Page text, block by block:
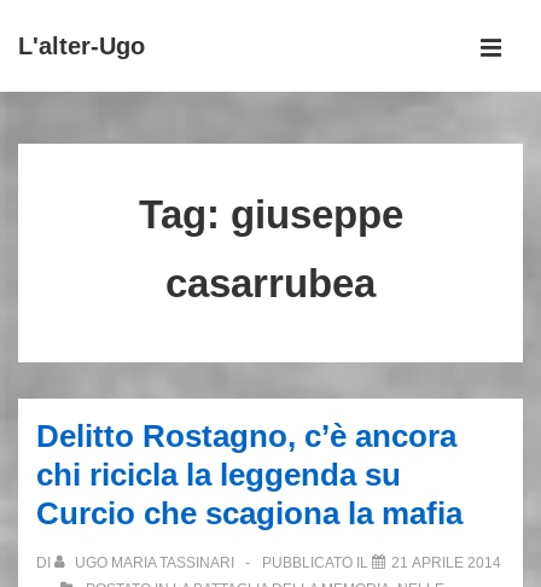
Vai
principale
L'alter-Ugo
principale
Tag: giuseppe
casarrubea
Delitto Rostagno, c’è ancora
chi ricicla la leggenda su
Curcio che scagiona la mafia
DI UGO MARIA TASSINARI PUBBLICATO IL
21 APRILE 2014